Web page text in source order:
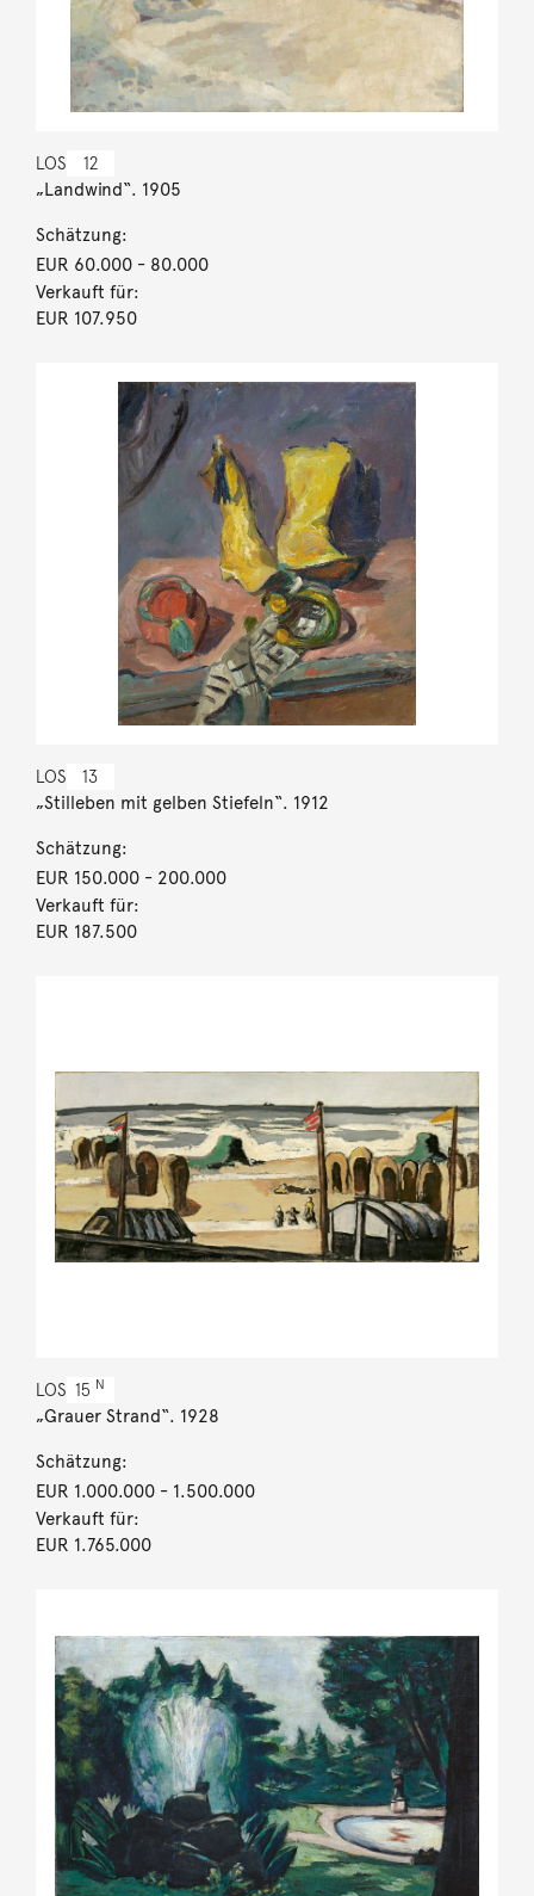
LOS 12
„Landwind“. 1905
Schätzung:
EUR 60.000- 80.000
Verkauft für:
EUR 107.950
LOS 13
„Stilleben mit gelben Stiefeln“. 1912
Schätzung:
EUR 150.000- 200.000
Verkauft für:
EUR 187.500
LOS 15 N
„Grauer Strand“. 1928
Schätzung:
EUR 1.000.000- 1.500.000
Verkauft für:
EUR 1.765.000